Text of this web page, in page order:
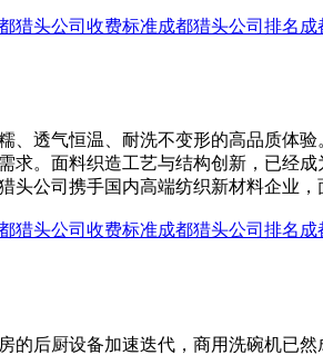
猎头公司收费标准成都猎头公司排名 成
透气恒温、耐洗不变形的高品质体
。面料织造工艺与结构创新，已经
公司携手国内高端纺织新材料企业
猎头公司收费标准成都猎头公司排名 成
后厨设备加速迭代，商用洗碗机已